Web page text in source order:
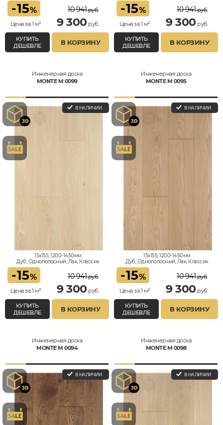
-15%
Цена за 1 м²
10 941руб.
9 300 руб.
КУПИТЬ
ДЕШЕВЛЕ
В КОРЗИНУ
-15%
Цена за 1 м²
10 941руб.
9 300 руб.
КУПИТЬ
ДЕШЕВЛЕ
В КОРЗИНУ
Инженерная доска
MONTE M 0099
В НАЛИЧИИ
15x155, 1200-1450мм
Дуб, Однополосный, Лак, Классик
-15%
Цена за 1 м²
10 941руб.
9 300 руб.
КУПИТЬ
ДЕШЕВЛЕ
В КОРЗИНУ
Инженерная доска
MONTE M 0095
В НАЛИЧИИ
15x155, 1200-1450мм
Дуб, Однополосный, Лак, Классик
-15%
Цена за 1 м²
10 941руб.
9 300 руб.
КУПИТЬ
ДЕШЕВЛЕ
В КОРЗИНУ
Инженерная доска
MONTE M 0094
В НАЛИЧИИ
Инженерная доска
MONTE M 0098
В НАЛИЧИИ